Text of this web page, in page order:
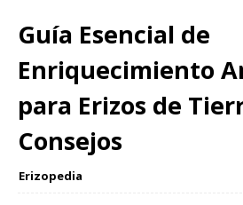
Guía Esencial de
Enriquecimiento
para Erizos de
Consejos
Erizopedia